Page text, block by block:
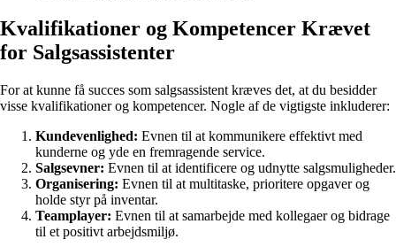
Kvalifikationer og Kompetencer Krævet
for Salgsassistenter
For at kunne få succes som salgsassistent kræves det, at du besidder
visse kvalifikationer og kompetencer. Nogle af de vigtigste inkluderer:
Kundevenlighed: Evnen til at kommunikere effektivt med
kunderne og yde en fremragende service.
Salgsevner: Evnen til at identificere og udnytte salgsmuligheder.
Organisering: Evnen til at multitaske, prioritere opgaver og
holde styr på inventar.
Teamplayer: Evnen til at samarbejde med kollegaer og bidrage
til et positivt arbejdsmiljø.